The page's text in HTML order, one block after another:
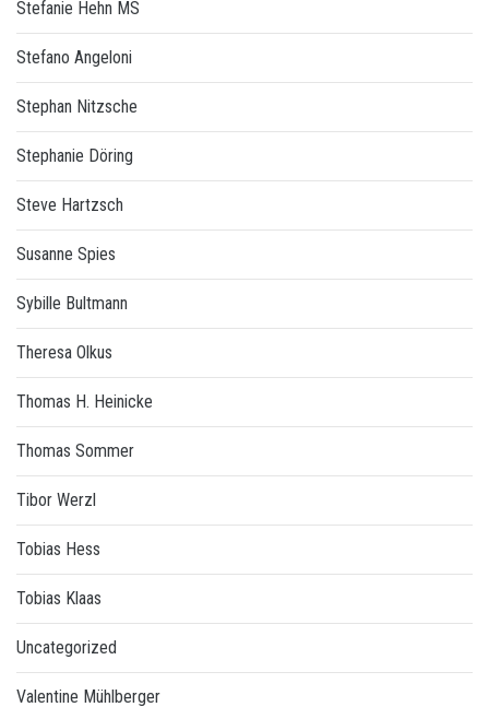
Stefanie Hehn MS
Stefano Angeloni
Stephan Nitzsche
Stephanie Döring
Steve Hartzsch
Susanne Spies
Sybille Bultmann
Theresa Olkus
Thomas H. Heinicke
Thomas Sommer
Tibor Werzl
Tobias Hess
Tobias Klaas
Uncategorized
Valentine Mühlberger